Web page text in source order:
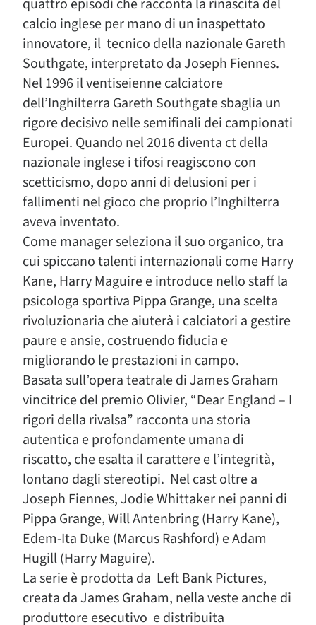
quattro episodi che racconta la rinascita del
calcio inglese per mano di un inaspettato
innovatore, il tecnico della nazionale Gareth
Southgate, interpretato da Joseph Fiennes.
Nel 1996 il ventiseienne calciatore
dell’Inghilterra Gareth Southgate sbaglia un
rigore decisivo nelle semifinali dei campionati
Europei. Quando nel 2016 diventa ct della
nazionale inglese i tifosi reagiscono con
scetticismo, dopo anni di delusioni per i
fallimenti nel gioco che proprio l’Inghilterra
aveva inventato.
Come manager seleziona il suo organico, tra
cui spiccano talenti internazionali come Harry
Kane, Harry Maguire e introduce nello staff la
psicologa sportiva Pippa Grange, una scelta
rivoluzionaria che aiuterà i calciatori a gestire
paure e ansie, costruendo fiducia e
migliorando le prestazioni in campo.
Basata sull’opera teatrale di James Graham
vincitrice del premio Olivier, “Dear England – I
rigori della rivalsa” racconta una storia
autentica e profondamente umana di
riscatto, che esalta il carattere e l’integrità,
lontano dagli stereotipi. Nel cast oltre a
Joseph Fiennes, Jodie Whittaker nei panni di
Pippa Grange, Will Antenbring (Harry Kane),
Edem-Ita Duke (Marcus Rashford) e Adam
Hugill (Harry Maguire).
La serie è prodotta da Left Bank Pictures,
creata da James Graham, nella veste anche di
produttore esecutivo e distribuita